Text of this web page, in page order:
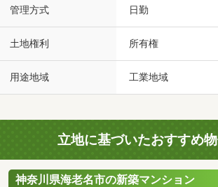
管理方式 日勤
土地権利 所有権
用途地域 工業地域
立地に基づいたおすすめ
神奈川県海老名市の新築マンション